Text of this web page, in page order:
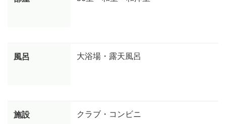
風呂 大浴場・露天風呂
施設 クラブ・コンビニ